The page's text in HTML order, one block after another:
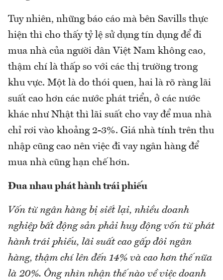
Tuy nhiên, những báo cáo mà bên Savills thực
hiện thì cho thấy tỷ lệ sử dụng tín dụng để đi
mua nhà của người dân Việt Nam không cao,
thậm chí là thấp so với các thị trường trong
khu vực. Một là do thói quen, hai là rõ ràng lãi
suất cao hơn các nước phát triển, ở các nước
khác như Nhật thì lãi suất cho vay để mua nhà
chỉ rơi vào khoảng 2-3%. Giá nhà tính trên thu
nhập cũng cao nên việc đi vay ngân hàng để
mua nhà cũng hạn chế hơn.
Đua nhau phát hành trái phiếu
Vốn từ ngân hàng bị siết lại, nhiều doanh
nghiệp bất động sản phải huy động vốn từ phát
hành trái phiếu, lãi suất cao gấp đôi ngân
hàng, thậm chí lên đến 14% và cao hơn thế nữa
là 20%. Ông nhìn nhận thế nào về việc doanh